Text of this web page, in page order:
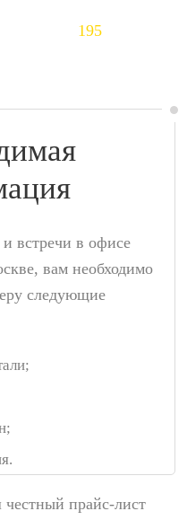
195
встречи в офисе
вам необходимо
следующие
прайс-лист